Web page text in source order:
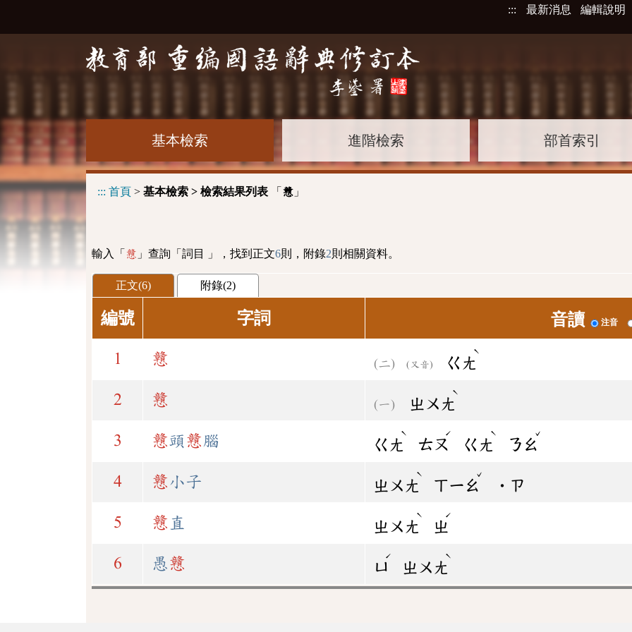
::: 最新消息 編輯說明
基本檢索 進階檢索 部首索引
::: 首頁 > 基本檢索 > 檢索結果列表 「 戇 」
輸入「 戇 」查詢「詞目 」，找到正文6則，附錄2則相關資料。
正文(6) 附錄(2)
編號 字詞 音讀 注音
1 戇 (又音) ㄍㄤ
ˋ
2 戇 ㄓㄨㄤ
ˋ
3 戇頭 戇腦 ㄍㄤ
ˋ
ㄊㄡ
ˊ
ㄍㄤ
ˋ
ㄋㄠ
ˇ
4 戇小子 ㄓㄨㄤ
ˋ
ㄒㄧㄠ
ˇ
˙ㄗ
5 戇 直 ㄓㄨㄤ
ˋ
ㄓ
ˊ
6 愚戇 ㄩ
ˊ
ㄓㄨㄤ
ˋ